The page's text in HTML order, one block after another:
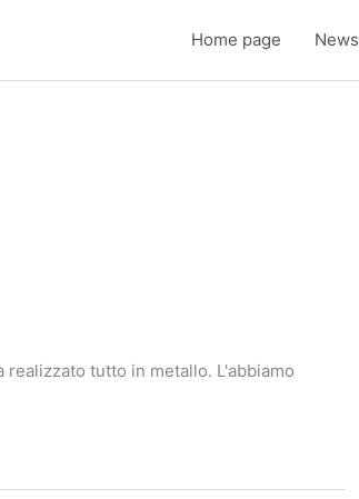
Home page News
realizzato tutto in metallo. L'abbiamo